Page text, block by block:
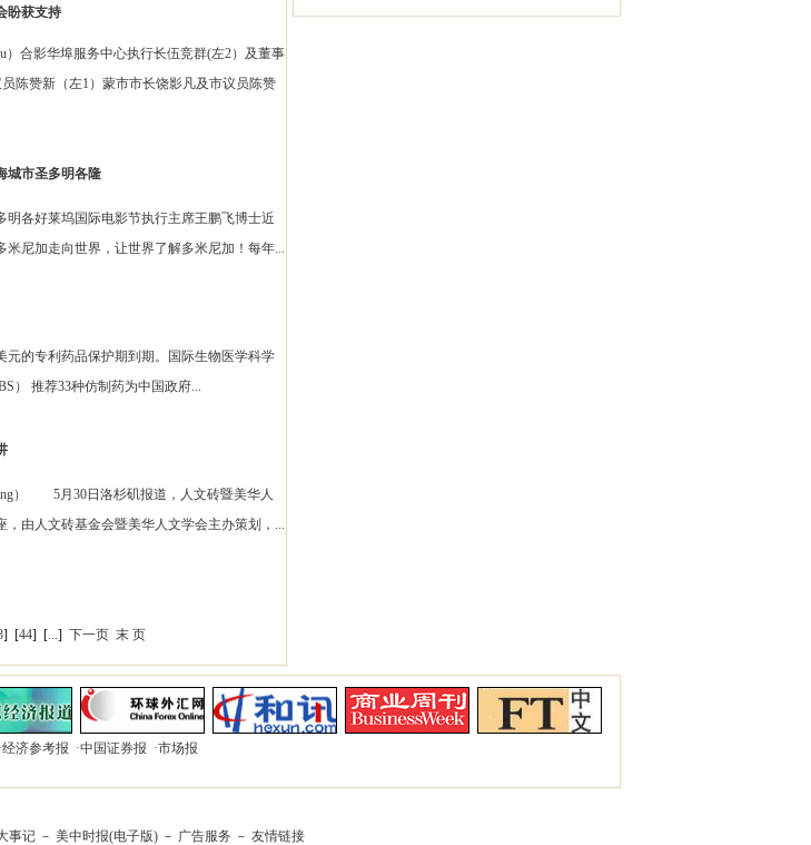
盼获支持
合影华埠服务中心执行长伍竞群(左2）及董事
陈赞新（左1）蒙市市长饶影凡及市议员陈赞
城市圣多明各隆
好莱坞国际电影节执行主席王鹏飞博士近
尼加走向世界，让世界了解多米尼加！每年...
专利药品保护期到期。国际生物医学科学
） 推荐33种仿制药为中国政府...
） 5月30日洛杉矶报道，人文砖暨美华人
由人文砖基金会暨美华人文学会主办策划，...
] [44] [...] 下一页 末 页
·经济参考报 ·中国证券报 ·市场报
事记 － 美中时报(电子版) － 广告服务 － 友情链接